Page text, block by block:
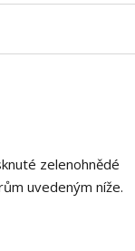
zelenohnědé
uvedeným níže.